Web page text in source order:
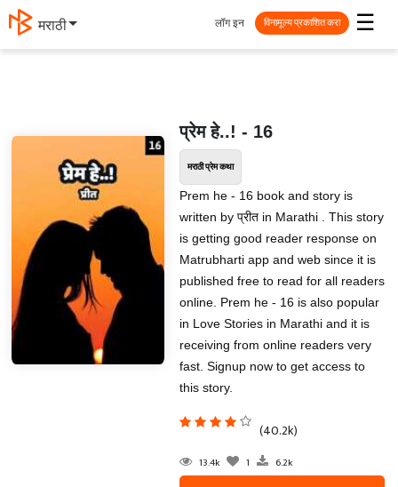
मराठी ☰
लॉग इन विनामूल्य प्रकाशित करा
प्रेम हे..! - 16
मराठी प्रेम कथा
Prem he - 16 book and story is
written by प्रीत in Marathi . This story
is getting good reader response on
Matrubharti app and web since it is
published free to read for all readers
online. Prem he - 16 is also popular
in Love Stories in Marathi and it is
receiving from online readers very
fast. Signup now to get access to
this story.
(40.2k)
13.4k 1 6.2k